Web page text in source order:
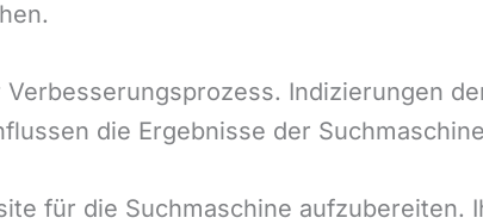
Indizierungen
die Ergebnisse der
für die Suchmaschine aufzubereiten.